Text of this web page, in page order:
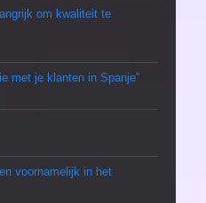
om kwaliteit te
met je klanten in Spanje”
voornamelijk in het